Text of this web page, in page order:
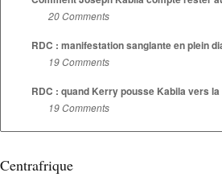
20 Comments
RDC : manifestation sanglante en plein
19 Comments
RDC : quand Kerry pousse Kabila vers
19 Comments
Centrafrique